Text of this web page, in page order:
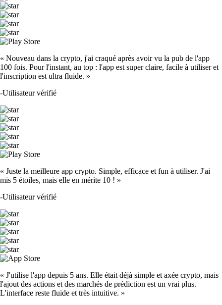
« Nouveau dans la crypto, j'ai craqué après avoir vu la pub de l'app
100 fois. Pour l'instant, au top : l'app est super claire, facile à utiliser et
l'inscription est ultra fluide. »
-Utilisateur vérifié
« Juste la meilleure app crypto. Simple, efficace et fun à utiliser. J'ai
mis 5 étoiles, mais elle en mérite 10 ! »
-Utilisateur vérifié
« J'utilise l'app depuis 5 ans. Elle était déjà simple et axée crypto, mais
l'ajout des actions et des marchés de prédiction est un vrai plus.
L'interface reste fluide et très intuitive. »